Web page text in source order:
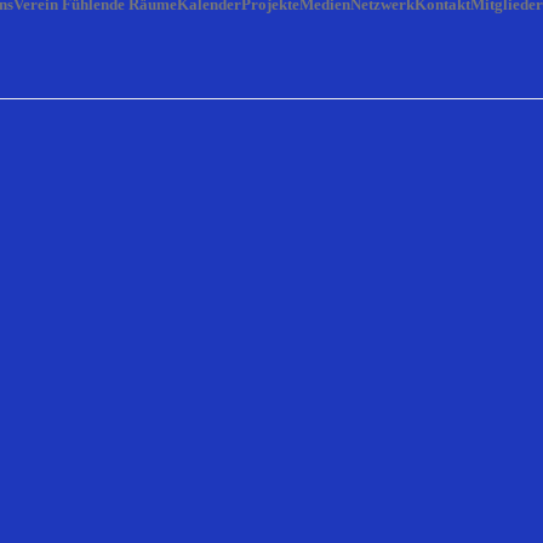
Verein Fühlende RäumeKalenderProjekteMedienNetzwerkKontaktMitglieder